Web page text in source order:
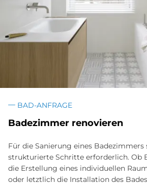
BAD-ANFRAGE
Badezimmer renovieren
Für die Sanierung eines
strukturierte Schritte erforderlich. Ob
die Erstellung eines individuellen
oder letztlich die Installation des